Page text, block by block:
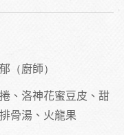
（廚師）
、洛神花蜜豆皮、甜
骨湯、火龍果